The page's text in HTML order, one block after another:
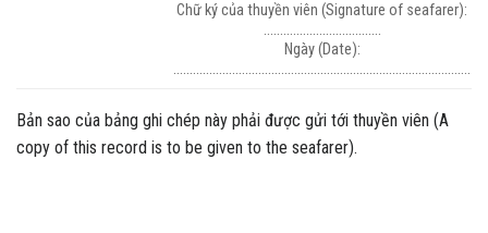
Chữ ký của thuyền viên (Signature of seafarer):
………………………………
Ngày (Date):
……………………………………………………………………………….
Bản sao của bảng ghi chép này phải được gửi tới thuyền viên (A
copy of this record is to be given to the seafarer).